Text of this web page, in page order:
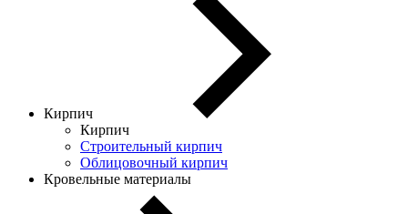
Кирпич
Кирпич
Строительный кирпич
Облицовочный кирпич
Кровельные материалы